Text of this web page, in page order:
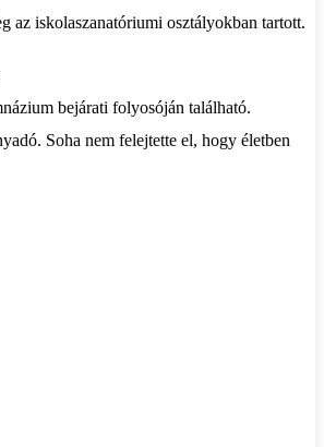
az iskolaszanatóriumi osztályokban tartott.
bejárati folyosóján található.
Soha nem felejtette el, hogy életben